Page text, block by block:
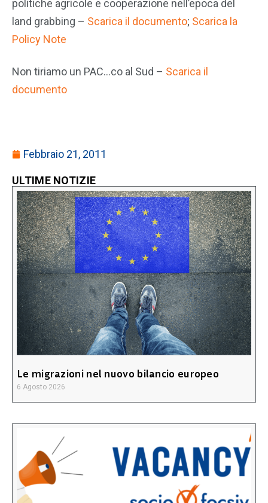
politiche agricole e cooperazione nell’epoca del
land grabbing – Scarica il documento; Scarica la
Policy Note
Non tiriamo un PAC…co al Sud – Scarica il
documento
Febbraio 21, 2011
ULTIME NOTIZIE
Le migrazioni nel nuovo bilancio europeo
6 Agosto 2026